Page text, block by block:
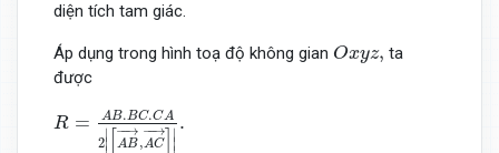
diện tích tam giác.
Áp dụng trong hình toạ độ không gian Oxyz,
Ox
ta
được
R = AB.BC.CA
2
∣
∣ [−
−→
AB,
−
−→
AC
∣
∣
.
BC.CA2|